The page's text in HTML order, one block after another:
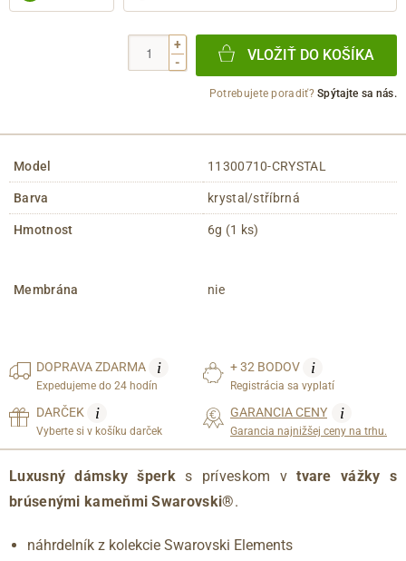
+
-
VLOŽIŤ DO KOŠÍKA
Potrebujete poradiť?Spýtajte sa nás.
Model 11300710-CRYSTAL
Barva krystal/stříbrná
Hmotnost 6g (1 ks)
Membrána nie
DOPRAVAZDARMA i
Expedujeme do 24 hodín
+ 32 BODOV i
Registrácia sa vyplatí
DARČEK i
Vyberte si v košíku darček
GARANCIA CENY i
Garancia najnižšej ceny na trhu.
Luxusný dámsky šperks príveskom vtvare vážky s
brúsenými kameňmi Swarovski®.
náhrdelník z kolekcie Swarovski Elements